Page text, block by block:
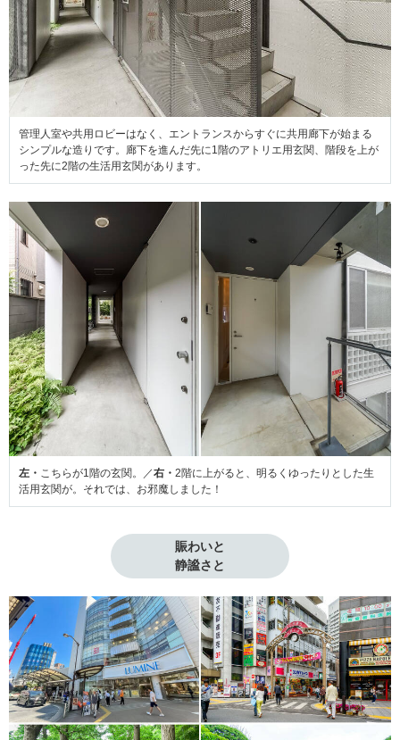
管理人室や共用ロビーはなく、エントランスからすぐに共用廊下が始まる
シンプルな造りです。廊下を進んだ先に1階のアトリエ用玄関、階段を上が
った先に2階の生活用玄関があります。
左・ こちらが1階の玄関。／右・ 2階に上がると、明るくゆったりとした生
活用玄関が。それでは、お邪魔しました！
賑わいと
静謐さと